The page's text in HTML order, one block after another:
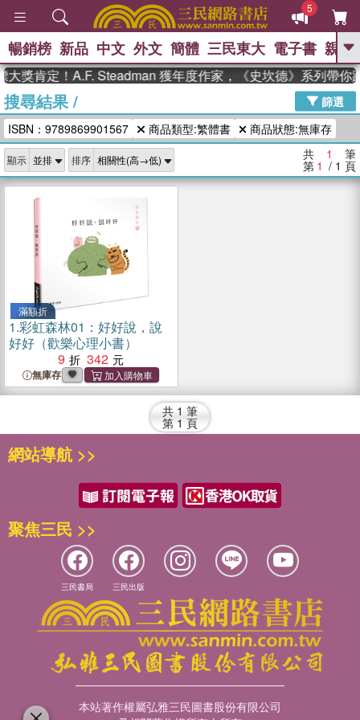
5
GO
高希均教授回憶錄
、 The Odyssey 、 父親節 、 如果歷
史是一群喵 、 暑期推薦 、 國際布克
獎 臺灣漫遊錄 、 方念華 、 台灣的李
登輝時代
數學女孩：黎曼猜想 、
偉大的迷走神經
暢銷榜 新品 中文 外文 簡體 三民東大 電子書 親子
獎肯定！A.F. Steadman 獲年度作家，《史坎德》系列帶你
搜尋結果/
篩選
ISBN：9789869901567
商品類型:繁體書 商品狀態:無庫存
顯示 排序 共 1 筆
第 1 / 1 頁
滿額折
1.彩虹森林01：好好說，說
好好（歡樂心理小書）
9
342
無庫存
共 1 筆
第 1 頁
網站導航 >>
聚焦三民 >>
三民書局 三民出版
本站著作權屬弘雅三民圖書股份有限公司